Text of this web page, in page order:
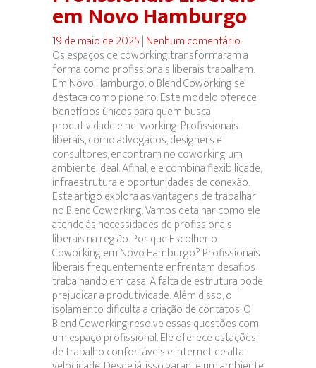
em Novo Hamburgo
19 de maio de 2025|Nenhum comentário
Os espaços de coworking transformaram a
forma como profissionais liberais trabalham.
Em Novo Hamburgo, o Blend Coworking se
destaca como pioneiro. Este modelo oferece
benefícios únicos para quem busca
produtividade e networking. Profissionais
liberais, como advogados, designers e
consultores, encontram no coworking um
ambiente ideal. Afinal, ele combina flexibilidade,
infraestrutura e oportunidades de conexão.
Este artigo explora as vantagens de trabalhar
no Blend Coworking. Vamos detalhar como ele
atende às necessidades de profissionais
liberais na região. Por que Escolher o
Coworking em Novo Hamburgo? Profissionais
liberais frequentemente enfrentam desafios
trabalhando em casa. A falta de estrutura pode
prejudicar a produtividade. Além disso, o
isolamento dificulta a criação de contatos. O
Blend Coworking resolve essas questões com
um espaço profissional. Ele oferece estações
de trabalho confortáveis e internet de alta